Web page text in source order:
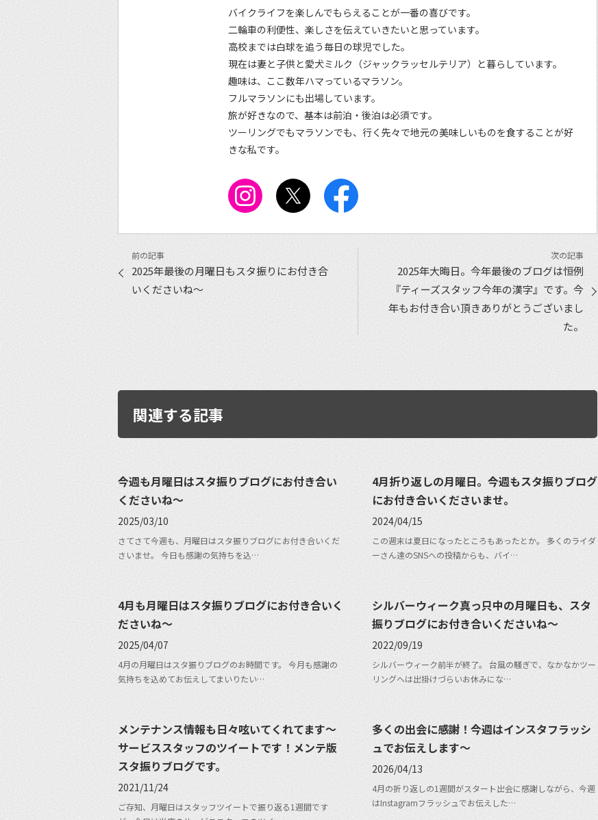
バイクライフを楽しんでもらえることが一番の喜びです。
二輪車の利便性、楽しさを伝えていきたいと思っています。
高校までは白球を追う毎日の球児でした。
現在は妻と子供と愛犬ミルク（ジャックラッセルテリア）と暮らしています。
趣味は、ここ数年ハマっているマラソン。
フルマラソンにも出場しています。
旅が好きなので、基本は前泊・後泊は必須です。
ツーリングでもマラソンでも、行く先々で地元の美味しいものを食することが好
きな私です。
2025年最後の月曜日もスタ振りにお付き合
いくださいね〜
2025年大晦日。今年最後のブログは恒例
『ティーズスタッフ今年の漢字』です。今
年もお付き合い頂きありがとうございまし
た。
関連する記事
今週も月曜日はスタ振りブログにお付き合い
くださいね〜
2025/03/10
さてさて今週も、月曜日はスタ振りブログにお付き合いくだ
さいませ。 今日も感謝の気持ちを込…
4月折り返しの月曜日。今週もスタ振りブログ
にお付き合いくださいませ。
2024/04/15
この週末は夏日になったところもあったとか。 多くのライダ
ーさん達のSNSへの投稿からも、バイ…
4月も月曜日はスタ振りブログにお付き合いく
ださいね〜
2025/04/07
4月の月曜日はスタ振りブログのお時間です。 今月も感謝の
気持ちを込めてお伝えしてまいりたい…
シルバーウィーク真っ只中の月曜日も、スタ
振りブログにお付き合いくださいね〜
2022/09/19
シルバーウィーク前半が終了。 台風の騒ぎで、なかなかツー
リングへは出掛けづらいお休みにな…
メンテナンス情報も日々呟いてくれてます〜
サービススタッフのツイートです！メンテ版
スタ振りブログです。
2021/11/24
ご存知、月曜日はスタッフツイートで振り返る1週間です
多くの出会に感謝！今週はインスタフラッシ
ュでお伝えします〜
2026/04/13
4月の折り返しの1週間がスタート出会に感謝しながら、今週
はInstagramフラッシュでお伝えした…